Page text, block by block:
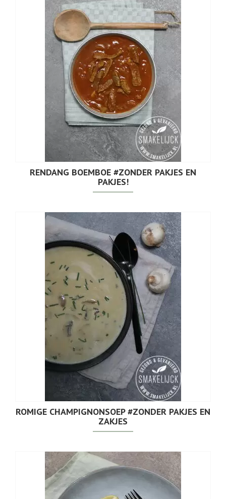
RENDANG BOEMBOE #ZONDER PAKJES EN
PAKJES!
ROMIGE CHAMPIGNONSOEP #ZONDER PAKJES EN
ZAKJES